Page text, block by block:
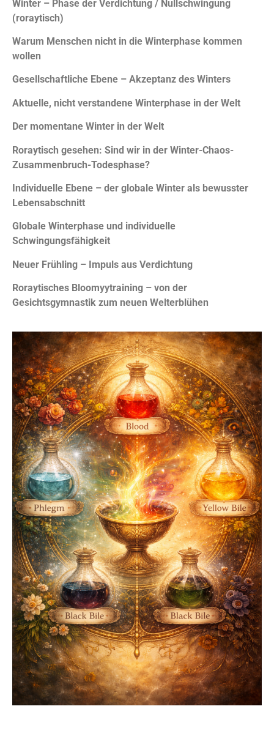
Winter – Phase der Verdichtung / Nullschwingung
(roraytisch)
Warum Menschen nicht in die Winterphase kommen
wollen
Gesellschaftliche Ebene – Akzeptanz des Winters
Aktuelle, nicht verstandene Winterphase in der Welt
Der momentane Winter in der Welt
Roraytisch gesehen: Sind wir in der Winter-Chaos-
Zusammenbruch-Todesphase?
Individuelle Ebene – der globale Winter als bewusster
Lebensabschnitt
Globale Winterphase und individuelle
Schwingungsfähigkeit
Neuer Frühling – Impuls aus Verdichtung
Roraytisches Bloomyytraining – von der
Gesichtsgymnastik zum neuen Welterblühen